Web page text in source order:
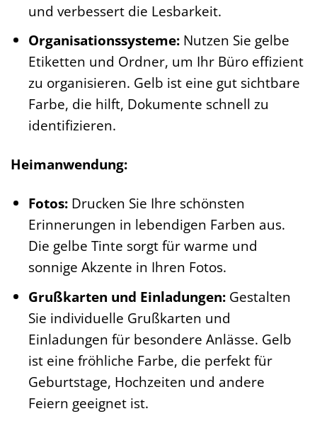
und verbessert die Lesbarkeit.
Organisationssysteme:Nutzen Sie gelbe
Etiketten und Ordner, um Ihr Büro effizient
zu organisieren. Gelb ist eine gut sichtbare
Farbe, die hilft, Dokumente schnell zu
identifizieren.
Heimanwendung:
Fotos:Drucken Sie Ihre schönsten
Erinnerungen in lebendigen Farben aus.
Die gelbe Tinte sorgt für warme und
sonnige Akzente in Ihren Fotos.
Grußkarten und Einladungen:Gestalten
Sie individuelle Grußkarten und
Einladungen für besondere Anlässe. Gelb
ist eine fröhliche Farbe, die perfekt für
Geburtstage, Hochzeiten und andere
Feiern geeignet ist.